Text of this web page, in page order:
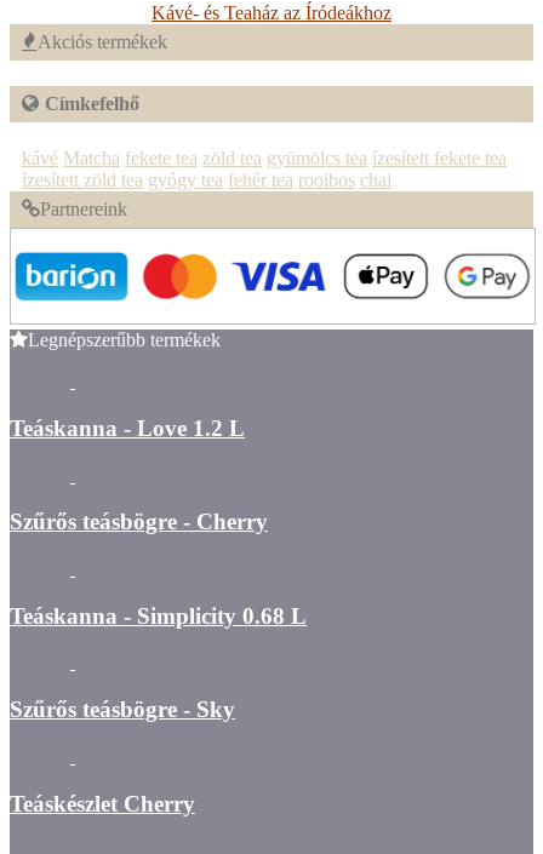
Kávé- és Teaház az Íródeákhoz
Akciós termékek
Címkefelhő
kávé Matcha fekete tea zöld tea gyümölcs tea ízesített fekete tea
ízesített zöld tea gyógy tea fehér tea rooibos chai
Partnereink
Legnépszerűbb termékek
Teáskanna - Love 1.2 L
Szűrős teásbögre - Cherry
Teáskanna - Simplicity 0.68 L
Szűrős teásbögre - Sky
Teáskészlet Cherry